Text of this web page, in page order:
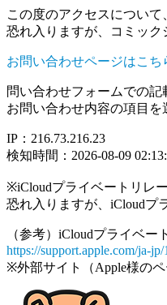
この度のアクセスについて
恐れ入りますが、コミック
お問い合わせページはこち
問い合わせフォームでの記
お問い合わせ内容の項目を
IP：216.73.216.23
検知時間：2026-08-09
※iCloudプライベートリレ
恐れ入りますが、iCloudプ
（参考）iCloudプライベー
https://support.apple.com/ja-jp/
※外部サイト（Apple様の